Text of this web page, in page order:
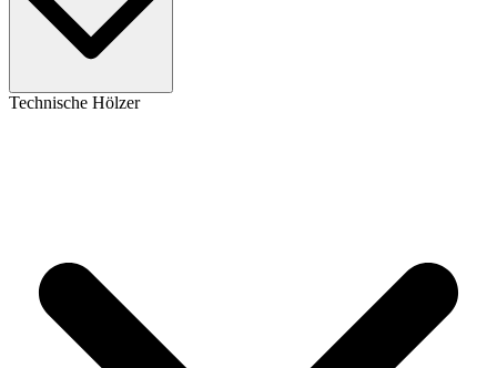
Technische Hölzer